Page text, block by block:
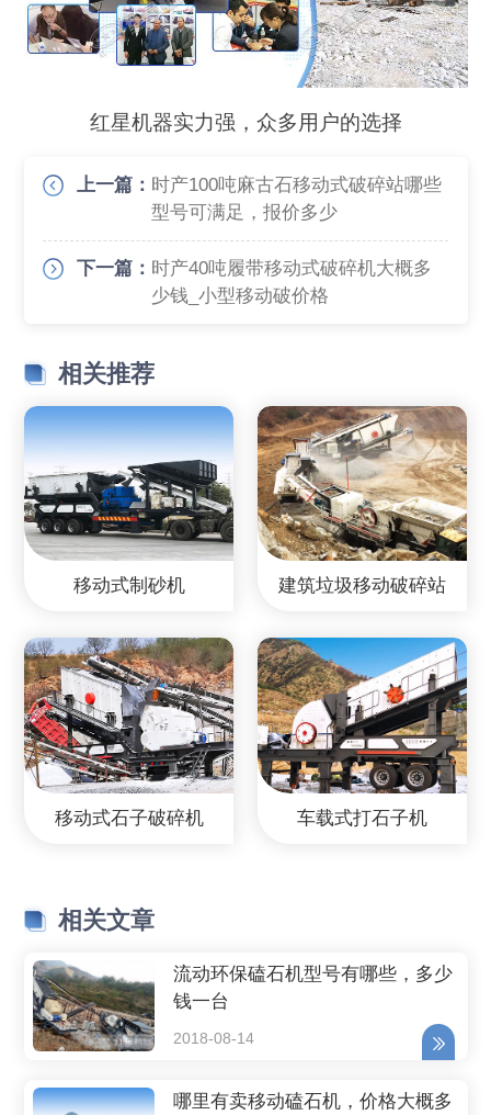
红星机器实力强，众多用户的选择
上一篇： 时产100吨麻古石移动式破碎站哪些
型号可满足，报价多少
下一篇： 时产40吨履带移动式破碎机大概多
少钱_小型移动破价格
相关推荐
移动式制砂机 建筑垃圾移动破碎站
移动式石子破碎机 车载式打石子机
相关文章
流动环保磕石机型号有哪些，多少
钱一台
2018-08-14
哪里有卖移动磕石机，价格大概多